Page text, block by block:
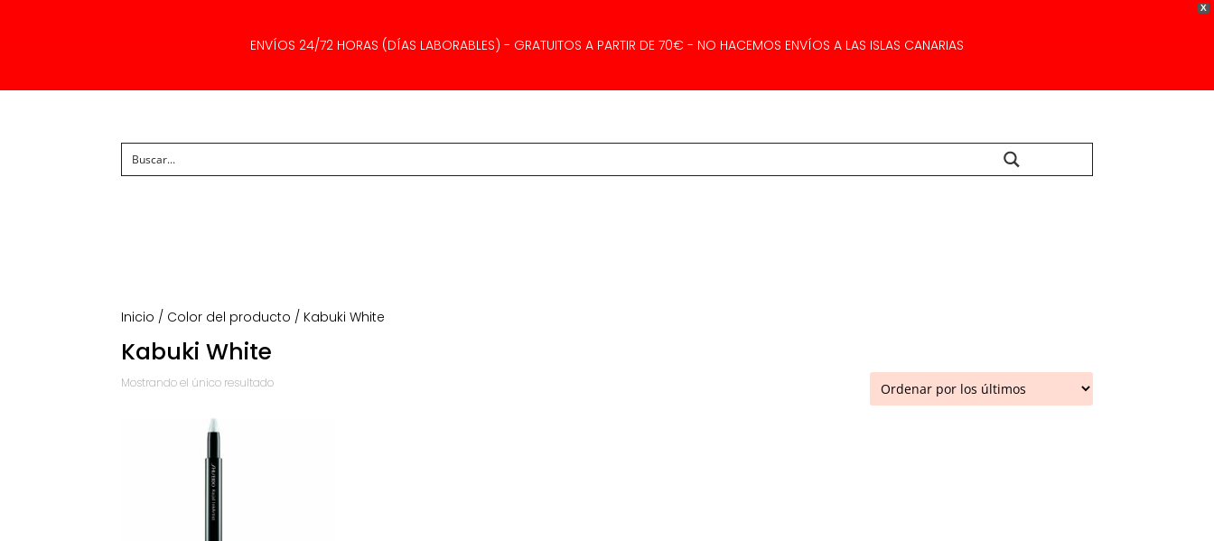
X
ENVÍOS 24/72 HORAS (DÍAS LABORABLES) - GRATUITOS A PARTIR DE 70€ - NO HACEMOS ENVÍOS A LAS ISLAS CANARIAS
Inicio / Color del producto / Kabuki White
Kabuki White
Mostrando el único resultado